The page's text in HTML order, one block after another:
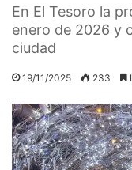
En El Tesoro la
enero de 2026 y
ciudad
19/11/2025 233